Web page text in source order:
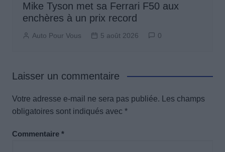
Mike Tyson met sa Ferrari F50 aux
enchères à un prix record
Auto Pour Vous 5 août 2026 0
Laisser un commentaire
Votre adresse e-mail ne sera pas publiée.
Les champs
obligatoires sont indiqués avec *
Commentaire *